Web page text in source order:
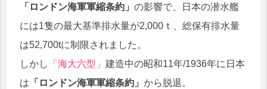
「ロンドン海軍軍縮条約」 の影響で、日本の潜水艦
には1隻の最大基準排水量が2,000ｔ、総保有排水量
は52,700tに制限されました。
しかし
「海大六型」 建造中の昭和11年/1936年に日本
は 「ロンドン海軍軍縮条約」 から脱退。